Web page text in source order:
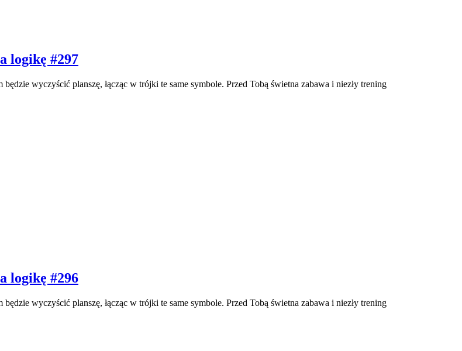
logikę #297
wyczyścić planszę, łącząc w trójki te same symbole. Przed Tobą świetna zabawa i niezły trening
logikę #296
wyczyścić planszę, łącząc w trójki te same symbole. Przed Tobą świetna zabawa i niezły trening